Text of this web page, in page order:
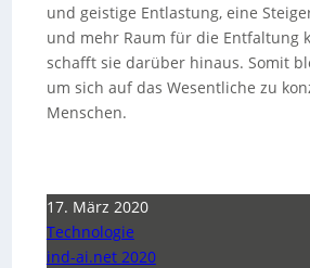
und geistige Entlastung, eine
und mehr Raum für die Entfaltung
schafft sie darüber hinaus. Somit
um sich auf das Wesentliche zu
Menschen.
17. März 2020
Technologie
ind-ai.net 2020